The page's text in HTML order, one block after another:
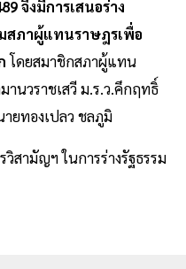
จึงมีการเสนอร่าง
ภาผู้แทนราษฎรเพื่อ
โดยสมาชิกสภาผู้แทน
นวราชเสวี ม.ร.ว.คึกฤทธิ์
ยทองเปลว ชลภูมิ
สามัญฯ ในการร่างรัฐธรรม